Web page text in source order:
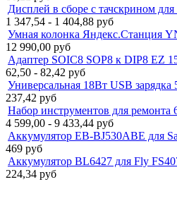
Дисплей в сборе с тачскрином
1 347,54 - 1 404,88 руб
Умная колонка Яндекс.Станция
12 990,00 руб
Адаптер SOIC8 SOP8 к DIP8 EZ
62,50 - 82,42 руб
Универсальная 18Вт USB
237,42 руб
Набор инструментов для ремонта
4 599,00 - 9 433,44 руб
Аккумулятор EB-BJ530ABE для
469 руб
Аккумулятор BL6427 для Fly
224,34 руб